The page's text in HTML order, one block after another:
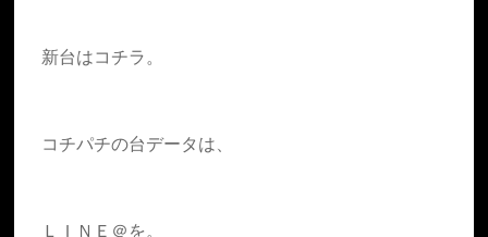
新台はコチラ。
コチパチの台データは、
ＬＩＮＥ＠を。